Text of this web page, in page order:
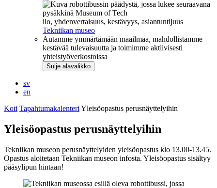
ilo, yhdenvertaisuus, kestävyys, asiantuntijuus
Tekniikan museo
Autamme ymmärtämään maailmaa, mahdollistamme
kestävää tulevaisuutta ja toimimme aktiivisesti
yhteistyöverkostoissa
Sulje alavalikko
sv
en
Koti Tapahtumakalenteri Yleisöopastus perusnäyttelyihin
Yleisöopastus perusnäyttelyihin
Tekniikan museon perusnäyttelyiden yleisöopastus klo 13.00-13.45.
Opastus aloitetaan Tekniikan museon infosta. Yleisöopastus sisältyy
pääsylipun hintaan!